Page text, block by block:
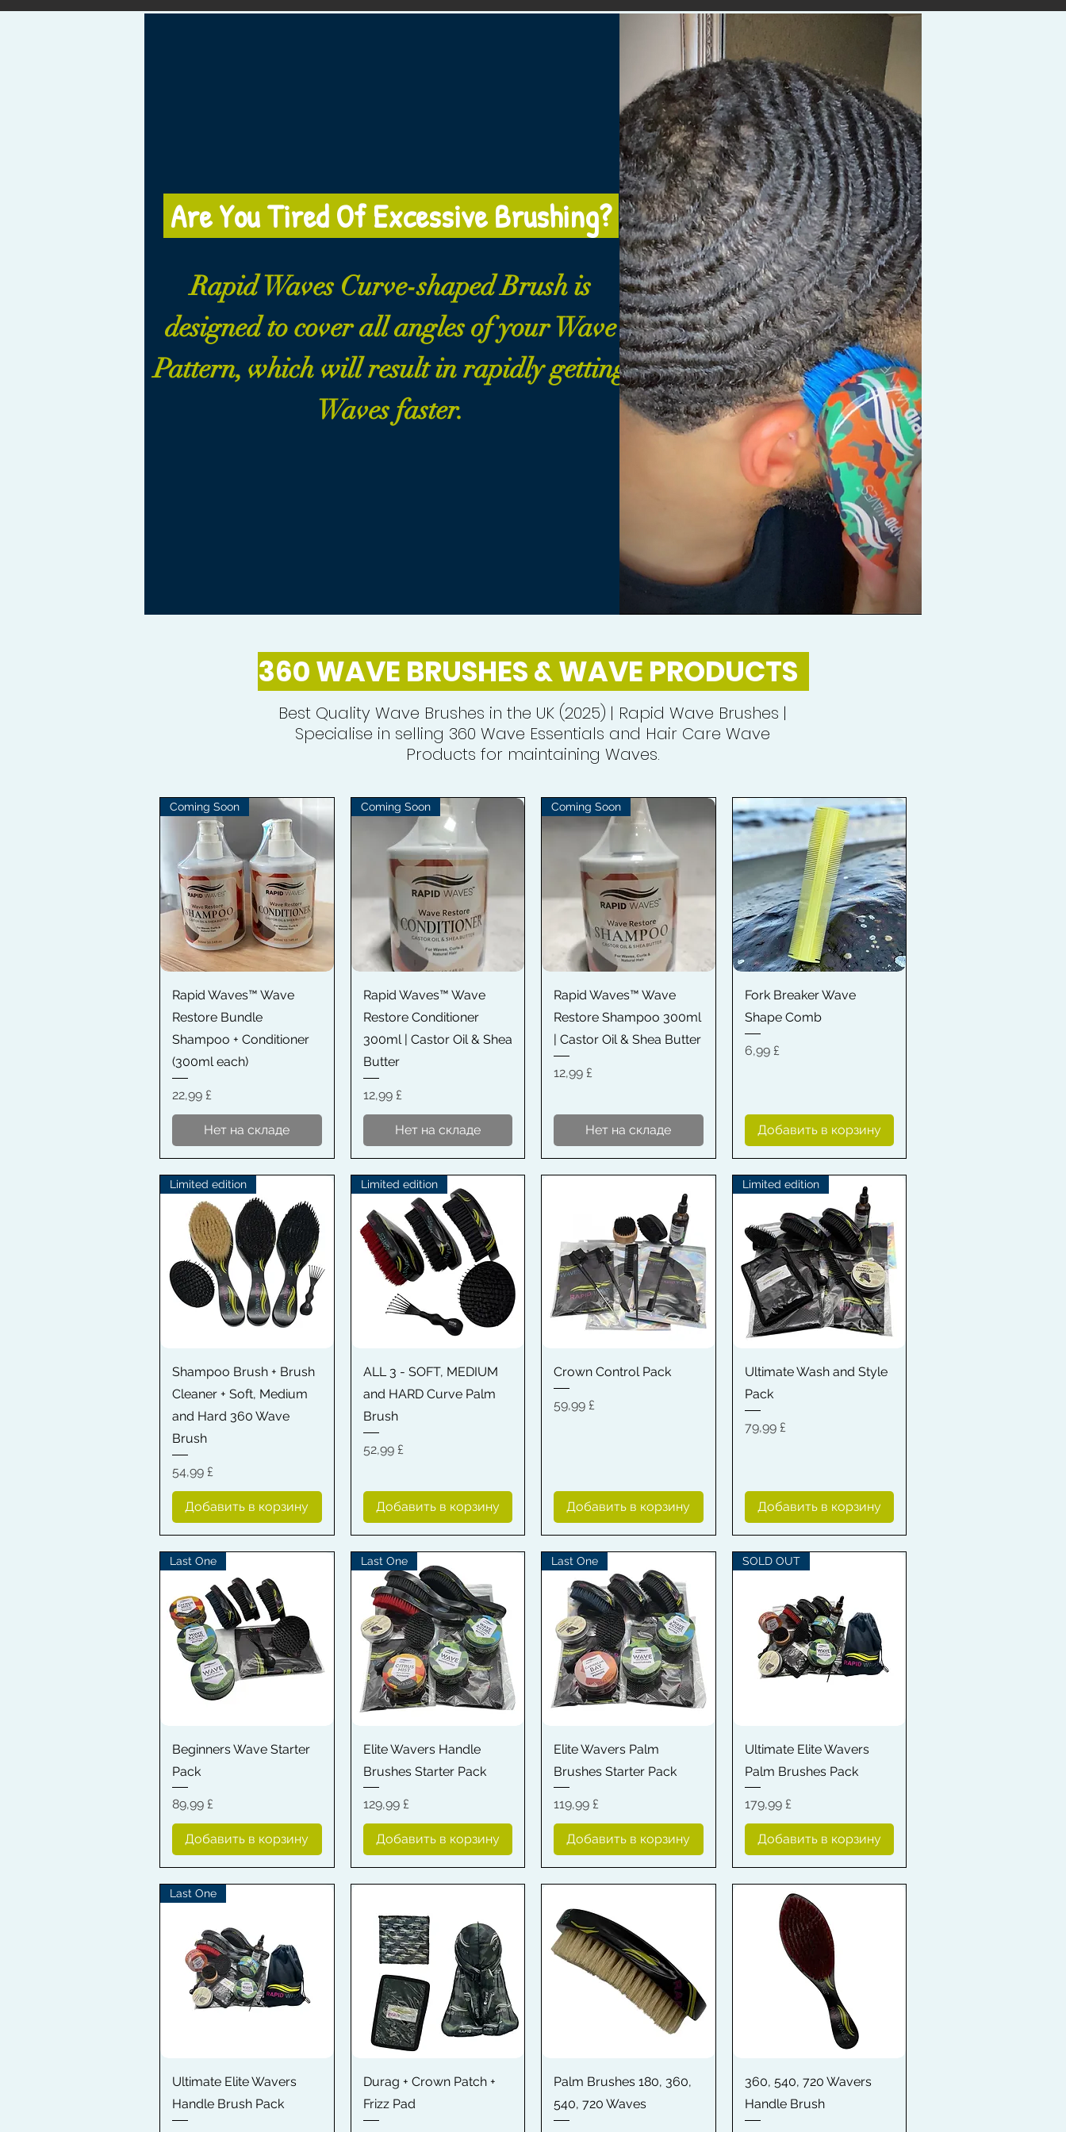
Are You Tired Of Excessive Brushing?
Rapid Waves Curve-shaped Brush is
designed to cover all angles of your Wave
Pattern, which will result in rapidly getting
Waves faster.
360 WAVE BRUSHES & WAVE PRODUCTS
Best Quality Wave Brushes in the UK (2025) | Rapid Wave Brushes |
Specialise in selling 360 Wave Essentials and Hair Care Wave
Products for maintaining Waves.
Быстрый просмотр
Coming Soon
Rapid Waves™ Wave
Restore Bundle
Shampoo + Conditioner
(300ml each)
Цена
22,99 £
Нет на складе
Быстрый просмотр
Coming Soon
Rapid Waves™ Wave
Restore Conditioner
300ml | Castor Oil & Shea
Butter
Цена
12,99 £
Нет на складе
Быстрый просмотр
Coming Soon
Rapid Waves™ Wave
Restore Shampoo 300ml
| Castor Oil & Shea Butter
Цена
12,99 £
Нет на складе
Быстрый просмотр
Fork Breaker Wave
Shape Comb
Цена
6,99 £
Добавить в корзину
Быстрый просмотр
Limited edition
Shampoo Brush + Brush
Cleaner + Soft, Medium
and Hard 360 Wave
Brush
Цена
54,99 £
Добавить в корзину
Быстрый просмотр
Limited edition
ALL 3 - SOFT, MEDIUM
and HARD Curve Palm
Brush
Цена
52,99 £
Добавить в корзину
Быстрый просмотр
Crown Control Pack
Цена
59,99 £
Добавить в корзину
Быстрый просмотр
Limited edition
Ultimate Wash and Style
Pack
Цена
79,99 £
Добавить в корзину
Быстрый просмотр
Last One
Beginners Wave Starter
Pack
Цена
89,99 £
Добавить в корзину
Быстрый просмотр
Last One
Elite Wavers Handle
Brushes Starter Pack
Цена
129,99 £
Добавить в корзину
Быстрый просмотр
Last One
Elite Wavers Palm
Brushes Starter Pack
Цена
119,99 £
Добавить в корзину
Быстрый просмотр
SOLD OUT
Ultimate Elite Wavers
Palm Brushes Pack
Цена
179,99 £
Добавить в корзину
Быстрый просмотр
Last One
Ultimate Elite Wavers
Handle Brush Pack
Быстрый просмотр
Durag + Crown Patch +
Frizz Pad
Быстрый просмотр
Palm Brushes 180, 360,
540, 720 Waves
Быстрый просмотр
360, 540, 720 Wavers
Handle Brush